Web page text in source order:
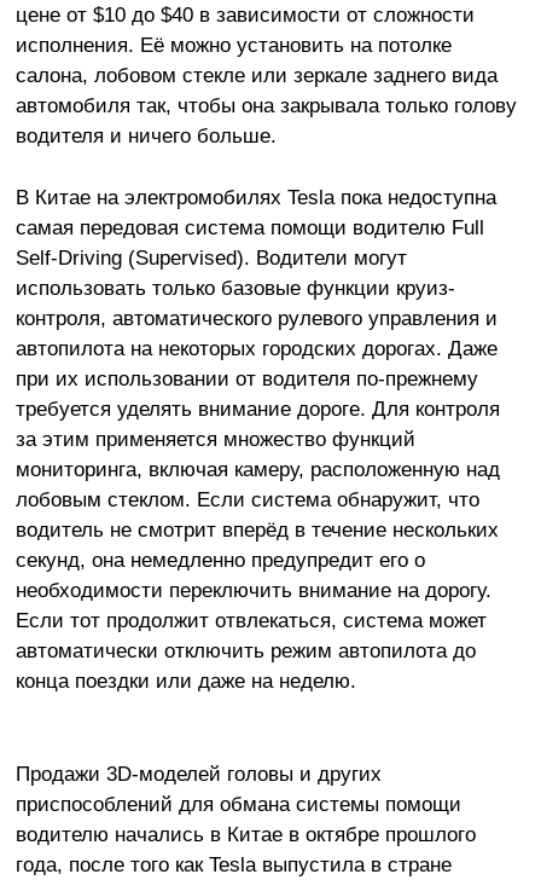
цене от $10 до $40 в зависимости от сложности
исполнения. Её можно установить на потолке
салона, лобовом стекле или зеркале заднего вида
автомобиля так, чтобы она закрывала только голову
водителя и ничего больше.
В Китае на электромобилях Tesla пока недоступна
самая передовая система помощи водителю Full
Self-Driving (Supervised). Водители могут
использовать только базовые функции круиз-
контроля, автоматического рулевого управления и
автопилота на некоторых городских дорогах. Даже
при их использовании от водителя по-прежнему
требуется уделять внимание дороге. Для контроля
за этим применяется множество функций
мониторинга, включая камеру, расположенную над
лобовым стеклом. Если система обнаружит, что
водитель не смотрит вперёд в течение нескольких
секунд, она немедленно предупредит его о
необходимости переключить внимание на дорогу.
Если тот продолжит отвлекаться, система может
автоматически отключить режим автопилота до
конца поездки или даже на неделю.
Продажи 3D-моделей головы и других
приспособлений для обмана системы помощи
водителю начались в Китае в октябре прошлого
года, после того как Tesla выпустила в стране